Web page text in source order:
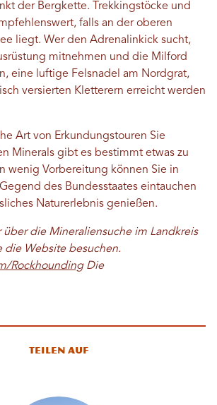
der Bergkette. Trekkingstöcke und
falls an der oberen
liegt. Wer den Adrenalinkick sucht,
mitnehmen und die Milford
eine luftige Felsnadel am Nordgrat,
versierten Kletterern erreicht werden
Art von Erkundungstouren Sie
Minerals gibt es bestimmt etwas zu
wenig Vorbereitung können Sie in
des Bundesstaates eintauchen
Naturerlebnis genießen.
über die Mineraliensuche im Landkreis
die Website besuchen.
RockhoundingDie
Teilen auf